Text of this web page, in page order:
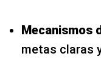
Mecanismos
metas claras